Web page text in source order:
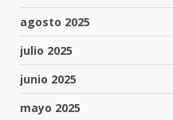
agosto 2025
julio 2025
junio 2025
mayo 2025